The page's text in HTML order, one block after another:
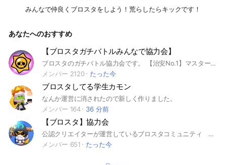
みんなで仲良くブロスタをしよう！荒らしたらキックです！
あなたへのおすすめ
【ブロスタガチバトルみんなで協力会】
ブロスタのガチバトル協力会です。 【治安No.1】マスター100名ほどいますのでキャリーして欲しい方はこちらのオープンチャットへ‼️ 2024年3月設立 2024年11月200人突破 2025年2月400人突破 2025年6月24日500人突破 2025年7月10日700人突破 2025年8月23日800人突破 2025年9月10日900人突破 2025年10月13日1000人突破 2026年3月10日1600人突破
メンバー 2120
たった今
ブロスタしてる学生カモン
なんか運営に消されたので新しく作りました。
メンバー 164
36 分前
【ブロスタ】協力会
公認クリエイターが運営しているブロスタコミュニティ #ブロスタ #ガチバトル #トロ上げ
メンバー 651
たった今